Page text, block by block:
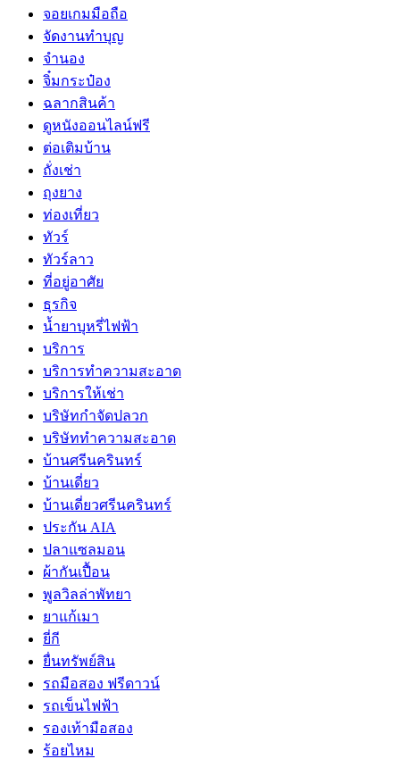
จอยเกมมือถือ
จัดงานทำบุญ
จำนอง
จิ๋มกระป๋อง
ฉลากสินค้า
ดูหนังออนไลน์ฟรี
ต่อเติมบ้าน
ถั่งเช่า
ถุงยาง
ท่องเที่ยว
ทัวร์
ทัวร์ลาว
ที่อยู่อาศัย
ธุรกิจ
น้ำยาบุหรี่ไฟฟ้า
บริการ
บริการทำความสะอาด
บริการให้เช่า
บริษัทกำจัดปลวก
บริษัททำความสะอาด
บ้านศรีนครินทร์
บ้านเดี่ยว
บ้านเดี่ยวศรีนครินทร์
ประกัน AIA
ปลาแซลมอน
ผ้ากันเปื้อน
พูลวิลล่าพัทยา
ยาแก้เมา
ยี่กี
ยื่นทรัพย์สิน
รถมือสอง ฟรีดาวน์
รถเข็นไฟฟ้า
รองเท้ามือสอง
ร้อยไหม